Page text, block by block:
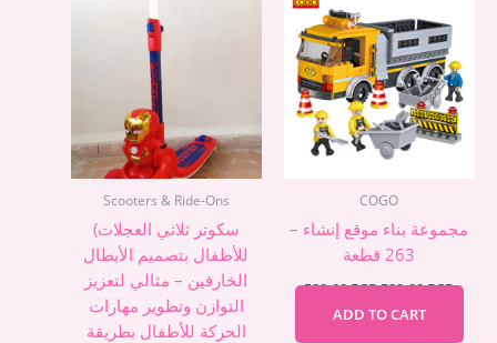
Scooters & Ride-Ons
(سكوتر ثلاثي العجلات
للأطفال بتصميم الأبطال
الخارقين – مثالي لتعزيز
التوازن وتطوير مهارات
الحركة للأطفال بطريقة
1.690,00 EGP.
COGO
مجموعة بناء موقع إنشاء –
263 قطعة
580,00EGP
580,00 EGP.
520,00EGP
ADD TO CART